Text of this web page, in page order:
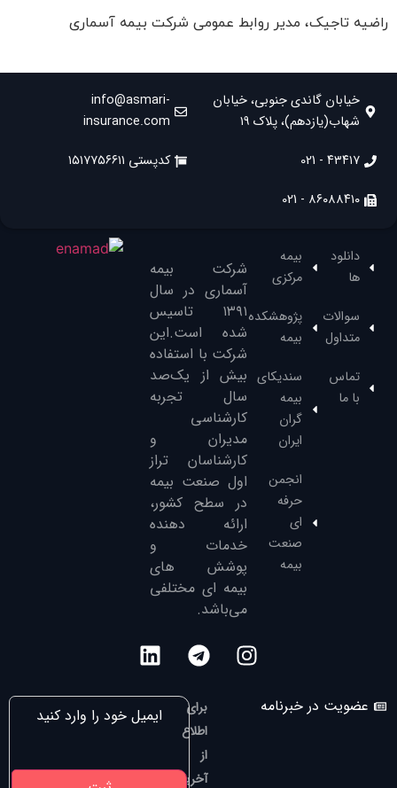
راضیه تاجیک، مدیر روابط عمومی شرکت بیمه آسماری
خیابان گاندی جنوبی، خیابان
شهاب(یازدهم)، پلاک ۱۹
۴۳۴۱۷ - 021
۸۶۰۸۸۴۱۰ - 021
info@asmari-
insurance.com
کدپستی ۱۵۱۷۷۵۶۶۱۱
دانلود
ها
سوالات
متداول
تماس
با ما
بیمه
مرکزی
پژوهشکده
بیمه
سندیکای
بیمه
گران
ایران
انجمن
حرفه
ای
صنعت
بیمه
شرکت بیمه
آسماری در سال
۱۳۹۱‌ تاسیس
شده است.این
شرکت با استفاده
بیش از یک‌صد
سال تجربه
کارشناسی
مدیران و
کارشناسان تراز
‌اول صنعت بیمه
در سطح کشور،
ارائه دهنده
خدمات و
پوشش های
بیمه ای مختلفی
می‌باشد.
عضویت در خبرنامه
برای
اطلاع
از
آخرین